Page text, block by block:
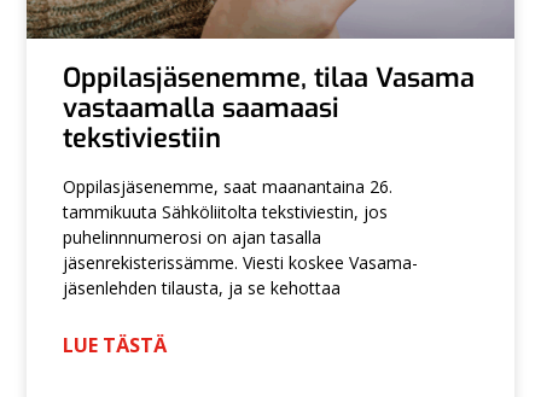
Oppilasjäsenemme, tilaa Vasama
vastaamalla saamaasi
tekstiviestiin
Oppilasjäsenemme, saat maanantaina 26.
tammikuuta Sähköliitolta tekstiviestin, jos
puhelinnnumerosi on ajan tasalla
jäsenrekisterissämme. Viesti koskee Vasama-
jäsenlehden tilausta, ja se kehottaa
LUE TÄSTÄ